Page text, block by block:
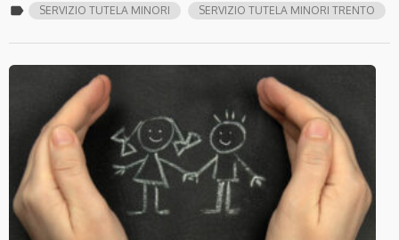
label SERVIZIO TUTELA MINORI SERVIZIO TUTELA MINORI TRENTO